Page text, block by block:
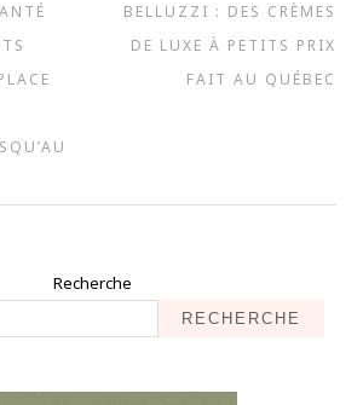
BELLUZZI : DES CRÈMES
DE LUXE À PETITS PRIX
FAIT AU QUÉBEC
Recherche
RECHERCHE